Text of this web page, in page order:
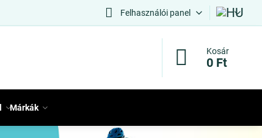
Felhasználói panel
Kosár
0 Ft
Márkák